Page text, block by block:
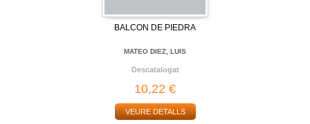
BALCON DE PIEDRA
MATEO DIEZ, LUIS
Descatalogat
10,22 €
VEURE DETALLS